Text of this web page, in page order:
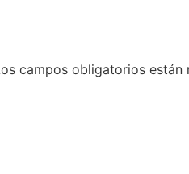
campos obligatorios están